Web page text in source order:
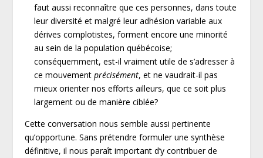
faut aussi reconnaître que ces personnes, dans toute
leur diversité et malgré leur adhésion variable aux
dérives complotistes, forment encore une minorité
au sein de la population québécoise;
conséquemment, est-il vraiment utile de s’adresser à
ce mouvementprécisément, et ne vaudrait-il pas
mieux orienter nos efforts ailleurs, que ce soit plus
largement ou de manière ciblée?
Cette conversation nous semble aussi pertinente
qu’opportune. Sans prétendre formuler une synthèse
définitive, il nous paraît important d’y contribuer de